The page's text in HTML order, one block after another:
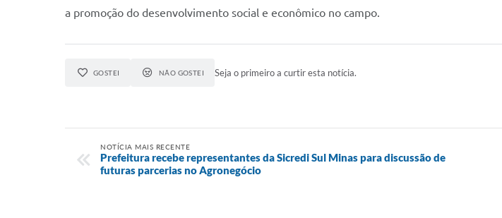
a promoção do desenvolvimento social e econômico no campo.
GOSTEI NÃO GOSTEI Seja o primeiro a curtir esta notícia.
NOTÍCIA MAIS RECENTE
Prefeitura recebe representantes da Sicredi Sul Minas para discussão de
futuras parcerias no Agronegócio